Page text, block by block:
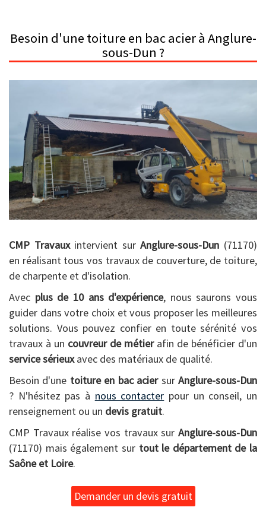
Besoin d'une toiture en bac acier à Anglure-
sous-Dun ?
CMP Travauxintervient surAnglure-sous-Dun (71170)
en réalisant tous vos travaux de couverture, de toiture,
de charpente et d'isolation.
Avec plus de 10 ans d'expérience, nous saurons vous
guider dans votre choix et vous proposer les meilleures
solutions. Vous pouvez confier en toute sérénité vos
travaux à un couvreur de métierafin de bénéficier d'un
service sérieuxavec des matériaux de qualité.
Besoin d'une toiture en bac aciersurAnglure-sous-Dun
? N'hésitez pas à nous contacter pour un conseil, un
renseignement ou un devis gratuit.
CMP Travaux réalise vos travaux sur Anglure-sous-Dun
(71170) mais également sur tout le département de la
Saône et Loire.
Demander un devis gratuit